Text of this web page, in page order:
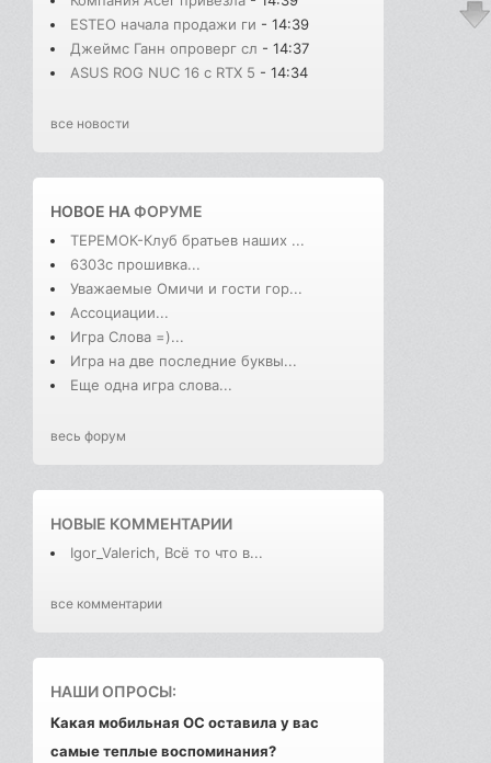
ESTEO начала продажи ги - 14:39
Джеймс Ганн опроверг сл - 14:37
ASUS ROG NUC 16 с RTX 5 - 14:34
все новости
НОВОЕ НАФОРУМЕ
ТЕРЕМОК-Клуб братьев наших ...
6303с прошивка...
Уважаемые Омичи и гости гор...
Ассоциации...
Игра Слова =)...
Игра на две последние буквы...
Еще одна игра слова...
весь форум
НОВЫЕ КОММЕНТАРИИ
Igor_Valerich, Всё то что в...
все комментарии
НАШИ ОПРОСЫ:
Какая мобильная ОС оставила у вас
самые теплые воспоминания?